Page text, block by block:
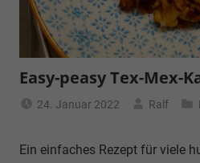
Easy-peasy Tex-Mex-
24. Januar 2022 Ralf
Ein einfaches Rezept für viele